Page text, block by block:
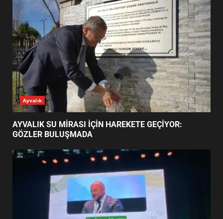
1
AYVALIK SU MİRASI İÇİN
HAREKETE GEÇİYOR: GÖZLER
BULUŞMADA
2
ESA 2026’DA TÜRK BAHARATI
NEYİ TEMSİL ETTİ?
EİB’DE KRİTİK ATAMA:
SÜRDÜRÜLEBİLİRLİKTE NE
DEĞİŞECEK?
Ayvalık
AYVALIK SU MİRASI İÇİN HAREKETE GEÇİYOR:
GÖZLER BULUŞMADA